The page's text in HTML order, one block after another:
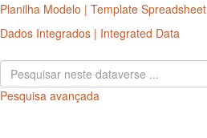
Planilha Modelo | Template Spreadsheet
Dados Integrados | Integrated Data
Pesquisa avançada